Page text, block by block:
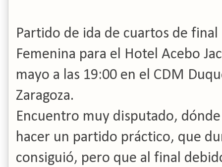
Partido de ida de cuartos de final
Femenina para el Hotel Acebo
mayo a las 19:00 en el CDM
Zaragoza.
Encuentro muy disputado,
hacer un partido práctico, que
consiguió, pero que al final